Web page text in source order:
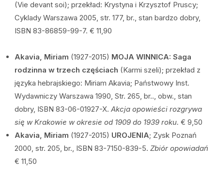
(Vie devant soi); przekład: Krystyna i Krzysztof Pruscy;
Cyklady Warszawa 2005, str. 177, br., stan bardzo dobry,
ISBN 83-86859-99-7. € 11,90
Akavia, Miriam (1927-2015) MOJA WINNICA: Saga
rodzinna w trzech częściach (Karmi szeli); przekład z
języka hebrajskiego: Miriam Akavia; Państwowy Inst.
Wydawniczy Warszawa 1990, Str. 265, br.., obw., stan
dobry, ISBN 83-06-01927-X. Akcja opowieści rozgrywa
się w Krakowie w okresie od 1909 do 1939 roku. € 9,50
Akavia, Miriam (1927-2015) UROJENIA; Zysk Poznań
2000, str. 205, br., ISBN 83-7150-839-5. Zbiór opowiadań
€ 11,50